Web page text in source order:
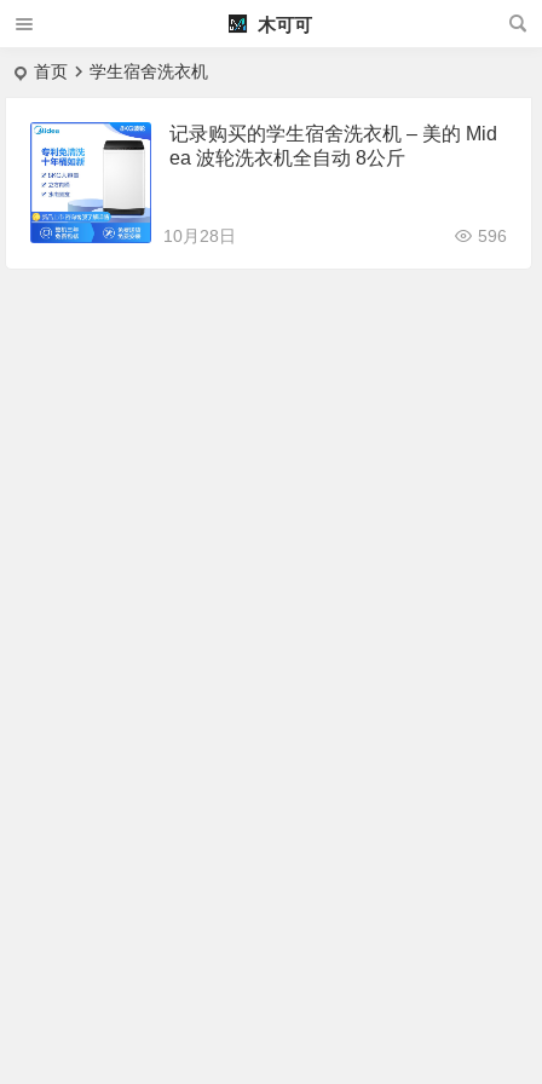
木可可
首页 学生宿舍洗衣机
记录购买的学生宿舍洗衣机 – 美的 Mid
ea 波轮洗衣机全自动 8公斤
10月28日 596